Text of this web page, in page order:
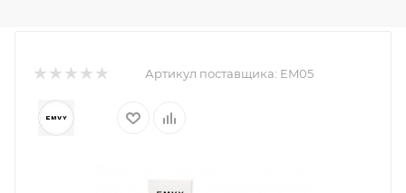
Артикул поставщика: EM05